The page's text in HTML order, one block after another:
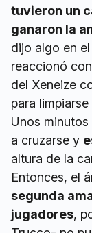
tuvieron un
ganaron la
dijo algo en
reaccionó
del Xeneize
para
Unos minutos
a cruzarse y
altura de la
Entonces, el
segunda
jugadores,